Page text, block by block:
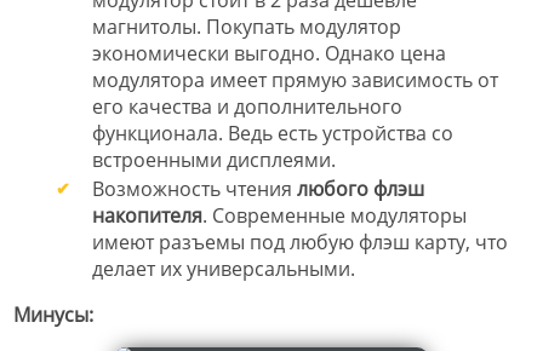
магнитолы. Покупать модулятор
экономически выгодно. Однако цена
модулятора имеет прямую зависимость от
его качества и дополнительного
функционала. Ведь есть устройства со
встроенными дисплеями.
Возможность чтения любого флэш
накопителя. Современные модуляторы
имеют разъемы под любую флэш карту, что
делает их универсальными.
Минусы: